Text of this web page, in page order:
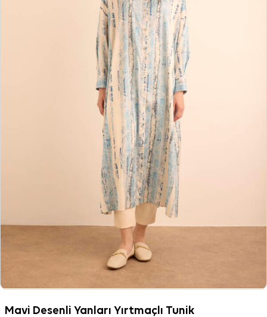
Mavi Desenli Yanları Yırtmaçlı Tunik